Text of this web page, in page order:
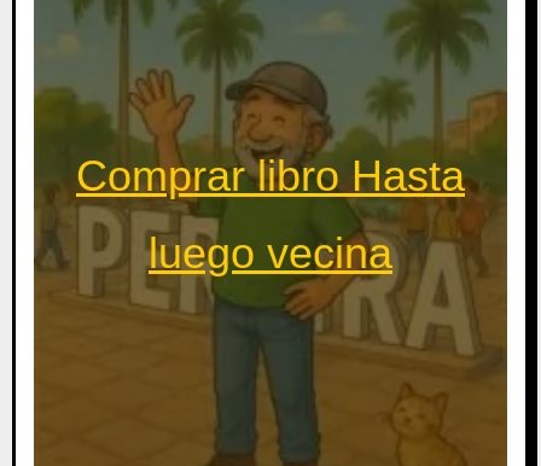
Comprar libro Hasta
luego vecina